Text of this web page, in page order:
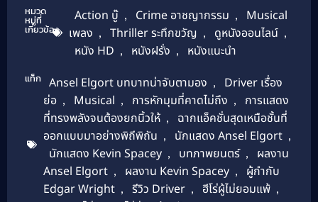
หมวด
หมู่ที่
เกี่ยวข้อง
Action บู๊ , Crime อาชญากรรม ,
Musical
เพลง , Thriller ระทึกขวัญ , ดูหนังออนไลน์ ,
หนัง HD , หนังฝรั่ง , หนังแนะนำ
แท็ก Ansel Elgort บทบาทน่าจับตามอง ,
Driver เรื่อง
ย่อ , Musical , การหักมุมที่คาดไม่ถึง ,
การแสดง
ที่ทรงพลังจนต้องยกนิ้วให้ ,
ฉากแอ็คชั่นสุดเหนือชั้นที่
ออกแบบมาอย่างพิถีพิถัน , นักแสดง Ansel Elgort ,
นักแสดง Kevin Spacey , บทภาพยนตร์ ,
ผลงาน
Ansel Elgort , ผลงาน Kevin Spacey ,
ผู้กำกับ
Edgar Wright , รีวิว Driver , ฮีโร่ผู้ไม่ยอมแพ้ ,